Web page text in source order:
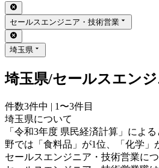
セールスエンジニア・技術営業
埼玉県
埼玉県/セールスエン
件数3件中 | 1〜3件目
埼玉県について
「令和3年度 県民経済計算」によ
野では「食料品」が1位、「化学」
セールスエンジニア・技術営業に